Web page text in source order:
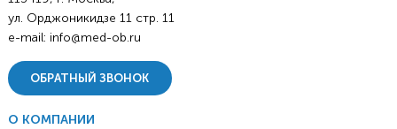
ул. Орджоникидзе 11 стр. 11
e-mail: info@med-ob.ru
ОБРАТНЫЙ ЗВОНОК
О КОМПАНИИ